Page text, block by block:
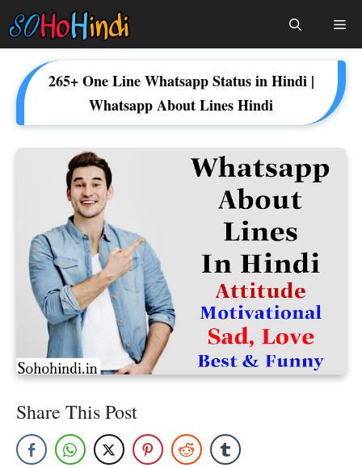
To
Content
265+ One Line Whatsapp Status in Hindi |
Whatsapp About Lines Hindi
Share This Post